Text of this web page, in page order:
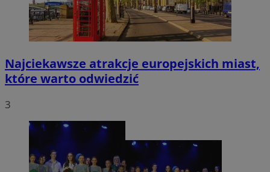
Najciekawsze atrakcje europejskich miast,
które warto odwiedzić
3